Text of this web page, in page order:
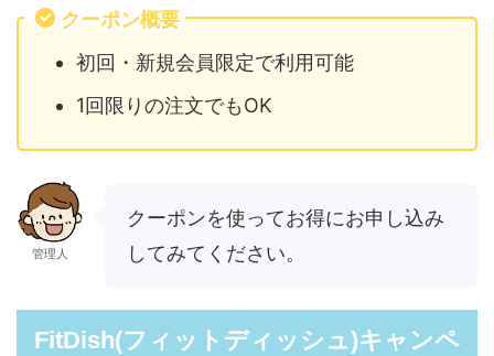
クーポン概要
初回・新規会員限定で利用可能
1回限りの注文でもOK
管理人
クーポンを使ってお得にお申し込み
してみてください。
FitDish(フィットディッシュ)キャンペ